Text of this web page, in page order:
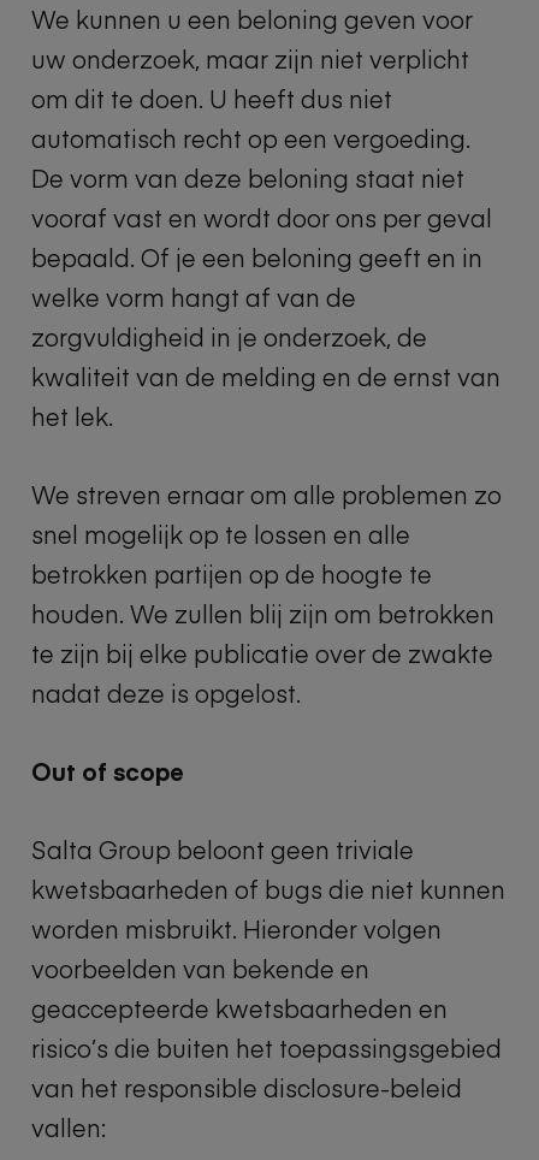
We kunnen u een beloning geven voor
uw onderzoek, maar zijn niet verplicht
om dit te doen. U heeft dus niet
automatisch recht op een vergoeding.
De vorm van deze beloning staat niet
vooraf vast en wordt door ons per geval
bepaald. Of je een beloning geeft en in
welke vorm hangt af van de
zorgvuldigheid in je onderzoek, de
kwaliteit van de melding en de ernst van
het lek.
We streven ernaar om alle problemen zo
snel mogelijk op te lossen en alle
betrokken partijen op de hoogte te
houden. We zullen blij zijn om betrokken
te zijn bij elke publicatie over de zwakte
nadat deze is opgelost.
Out of scope
Salta Group beloont geen triviale
kwetsbaarheden of bugs die niet kunnen
worden misbruikt. Hieronder volgen
voorbeelden van bekende en
geaccepteerde kwetsbaarheden en
risico’s die buiten het toepassingsgebied
van het responsible disclosure-beleid
vallen: